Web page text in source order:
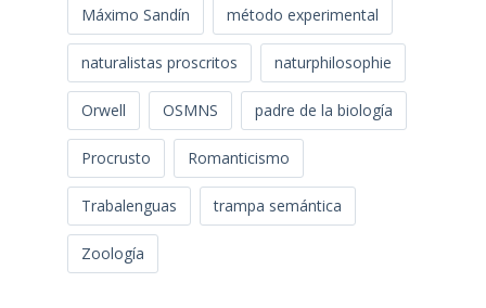
Máximo Sandín método experimental
naturalistas proscritos naturphilosophie
Orwell OSMNS padre de la biología
Procrusto Romanticismo
Trabalenguas trampa semántica
Zoología